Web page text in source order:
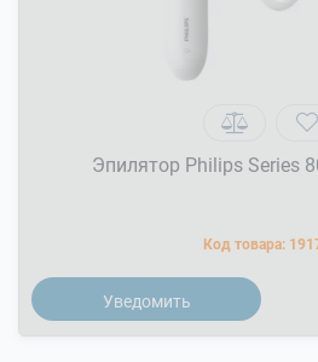
Эпилятор Philips Series
Код товара:
Уведомить